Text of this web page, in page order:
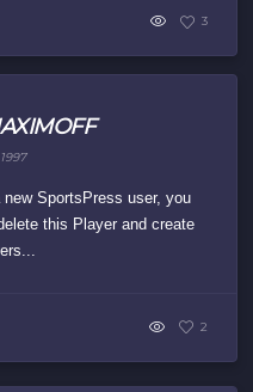
3
SportsPress user, you
this Player and create
2